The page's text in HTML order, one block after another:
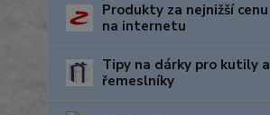
Produkty za nejnižší cenu
na internetu
Tipy na dárky pro kutily a
řemeslníky